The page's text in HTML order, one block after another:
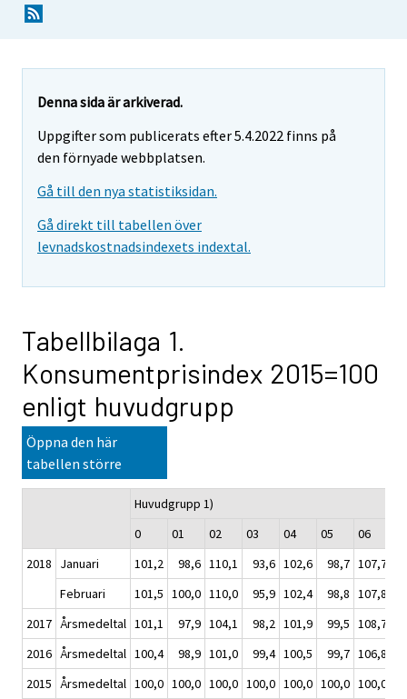
Denna sida är arkiverad.
Uppgifter som publicerats efter 5.4.2022 finns på
den förnyade webbplatsen.
Gå till den nya statistiksidan.
Gå direkt till tabellen över
levnadskostnadsindexets indextal.
Tabellbilaga 1.
Konsumentprisindex 2015=100
enligt huvudgrupp
Öppna den här
tabellen större
Huvudgrupp 1)
0
01 02 03 04 05 06
2018
Januari 101,2 98,6 110,1 93,6 102,6 98,7 107,7
Februari
101,5 100,0 110,0 95,9 102,4 98,8 107,8
2017 Årsmedeltal 101,1 97,9 104,1 98,2 101,9 99,5 108,7
2016 Årsmedeltal 100,4 98,9 101,0 99,4 100,5 99,7 106,8
2015 Årsmedeltal 100,0 100,0 100,0 100,0 100,0 100,0 100,0